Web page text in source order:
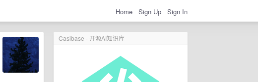
Home Sign Up Sign In
Casibase - 开源AI知识库